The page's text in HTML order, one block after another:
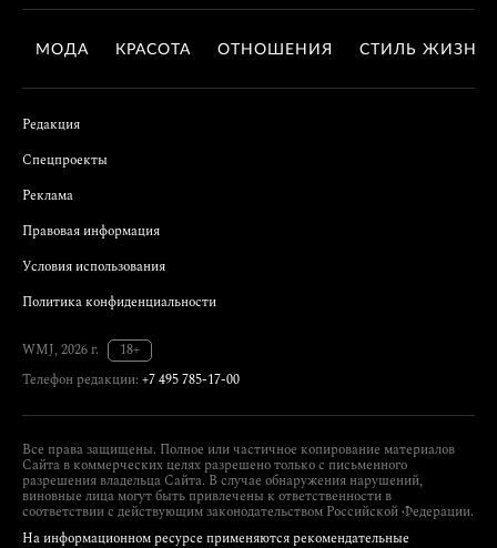
МОДА КРАСОТА ОТНОШЕНИЯ СТИЛЬ ЖИЗНИ
Редакция
Спецпроекты
Реклама
Правовая информация
Условия использования
Политика конфиденциальности
WMJ, 2026 г.
18+
Телефон редакции: +7 495 785-17-00
Все права защищены. Полное или частичное копирование материалов
Сайта в коммерческих целях разрешено только с письменного
разрешения владельца Сайта. В случае обнаружения нарушений,
виновные лица могут быть привлечены к ответственности в
соответствии с действующим законодательством Российской Федерации.
На информационном ресурсе применяются рекомендательные